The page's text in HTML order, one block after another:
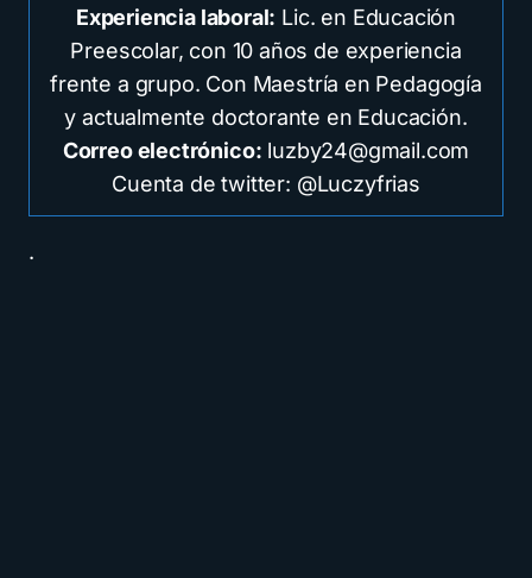
Experiencia laboral: Lic. en Educación
Preescolar, con 10 años de experiencia
frente a grupo. Con Maestría en Pedagogía
y actualmente doctorante en Educación.
Correo electrónico: luzby24@gmail.com
Cuenta de twitter: @Luczyfrias
.